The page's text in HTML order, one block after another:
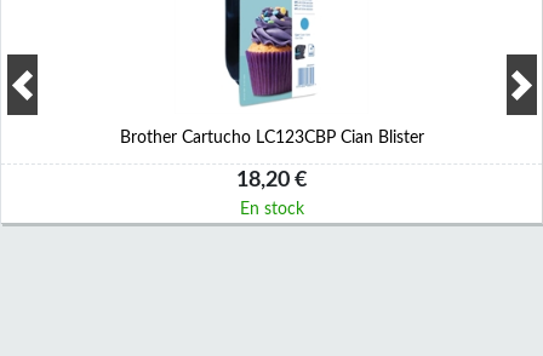
Brother Cartucho LC123CBP Cian Blister
18,20 €
En stock